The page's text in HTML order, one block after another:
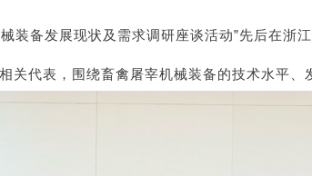
装备发展现状及需求调研座谈活动”先后在浙
关代表，围绕畜禽屠宰机械装备的技术水平、